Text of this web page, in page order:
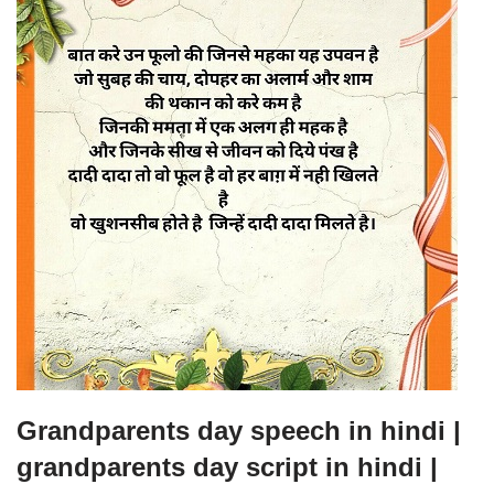
Grandparents day speech in hindi |
grandparents day script in hindi |